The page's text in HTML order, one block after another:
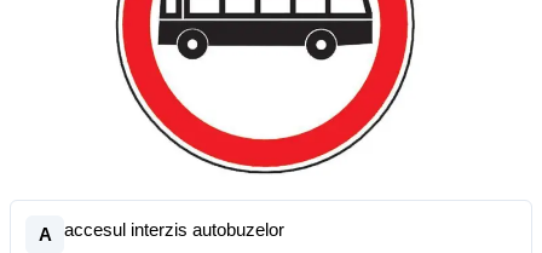
A accesul interzis autobuzelor